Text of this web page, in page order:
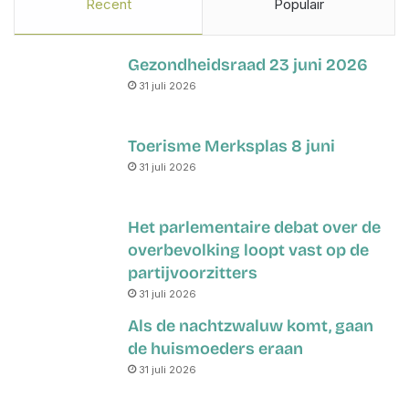
Recent Populair
Gezondheidsraad 23 juni 2026
31 juli 2026
Toerisme Merksplas 8 juni
31 juli 2026
Het parlementaire debat over de
overbevolking loopt vast op de
partijvoorzitters
31 juli 2026
Als de nachtzwaluw komt, gaan
de huismoeders eraan
31 juli 2026